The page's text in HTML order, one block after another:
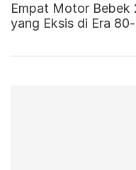
Empat Motor Bebek
yang Eksis di Era